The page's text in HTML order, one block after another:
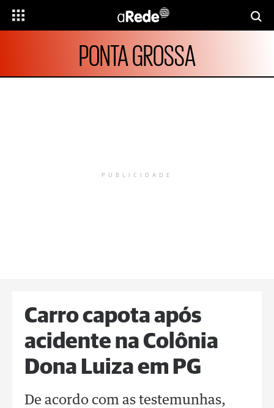
PONTA GROSSA
PUBLICIDADE
Carro capota após
acidente na Colônia
Dona Luiza em PG
De acordo com as testemunhas,